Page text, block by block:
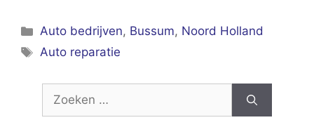
Categorieën
Auto bedrijven, Bussum, Noord Holland
Tags
Auto reparatie
Zoek